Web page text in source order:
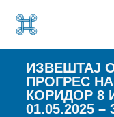
ИЗВЕШТАЈ
ПРОГРЕС
КОРИДОР 8
01.05.2025 –